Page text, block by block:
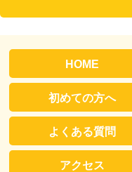
HOME
初めての方へ
よくある質問
アクセス